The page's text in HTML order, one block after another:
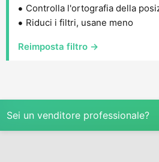
Controlla l'ortografia della
Riduci i filtri, usane meno
Reimposta filtro →
Sei un venditore professionale?